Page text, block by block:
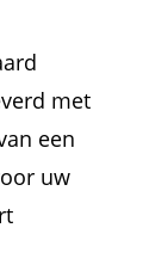
met
een
uw